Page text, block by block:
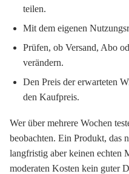
teilen.
Mit dem eigenen
Prüfen, ob Versand, Abo
verändern.
Den Preis der erwarteten
den Kaufpreis.
Wer über mehrere Wochen
beobachten. Ein Produkt, das
langfristig aber keinen echten
moderaten Kosten kein guter